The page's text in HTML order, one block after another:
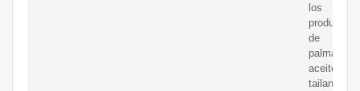
los
de
palma
aceitera